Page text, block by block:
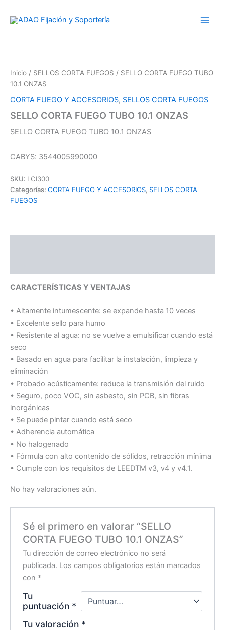
Inicio / SELLOS CORTA FUEGOS / SELLO CORTA FUEGO TUBO
10.1 ONZAS
CORTA FUEGO Y ACCESORIOS, SELLOS CORTA FUEGOS
SELLO CORTA FUEGO TUBO 10.1 ONZAS
SELLO CORTA FUEGO TUBO 10.1 ONZAS
CABYS: 3544005990000
SKU: LCI300
Categorías: CORTA FUEGO Y ACCESORIOS, SELLOS CORTA
FUEGOS
CARACTERÍSTICAS Y VENTAJAS
• Altamente intumescente: se expande hasta 10 veces
• Excelente sello para humo
• Resistente al agua: no se vuelve a emulsificar cuando está
seco
• Basado en agua para facilitar la instalación, limpieza y
eliminación
• Probado acústicamente: reduce la transmisión del ruido
• Seguro, poco VOC, sin asbesto, sin PCB, sin fibras
inorgánicas
• Se puede pintar cuando está seco
• Adherencia automática
• No halogenado
• Fórmula con alto contenido de sólidos, retracción mínima
• Cumple con los requisitos de LEEDTM v3, v4 y v4.1.
No hay valoraciones aún.
Sé el primero en valorar “SELLO
CORTA FUEGO TUBO 10.1 ONZAS”
Tu dirección de correo electrónico no será
publicada. Los campos obligatorios están marcados
con *
Tu
puntuación *
Tu valoración *